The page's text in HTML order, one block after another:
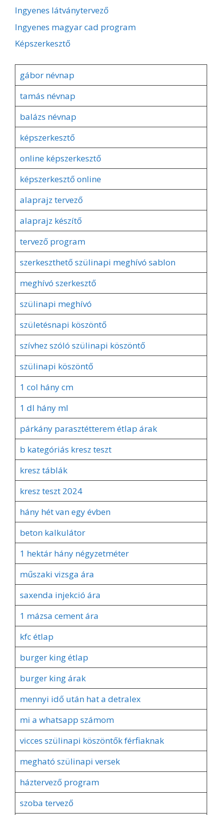
Ingyenes látványtervező
Ingyenes magyar cad program
Képszerkesztő
gábor névnap
tamás névnap
balázs névnap
képszerkesztő
online képszerkesztő
képszerkesztő online
alaprajz tervező
alaprajz készítő
tervező program
szerkeszthető szülinapi meghívó sablon
meghívó szerkesztő
szülinapi meghívó
születésnapi köszöntő
szívhez szóló szülinapi köszöntő
szülinapi köszöntő
1 col hány cm
1 dl hány ml
párkány parasztétterem étlap árak
b kategóriás kresz teszt
kresz táblák
kresz teszt 2024
hány hét van egy évben
beton kalkulátor
1 hektár hány négyzetméter
műszaki vizsga ára
saxenda injekció ára
1 mázsa cement ára
kfc étlap
burger king étlap
burger king árak
mennyi idő után hat a detralex
mi a whatsapp számom
vicces szülinapi köszöntők férfiaknak
megható szülinapi versek
háztervező program
szoba tervező